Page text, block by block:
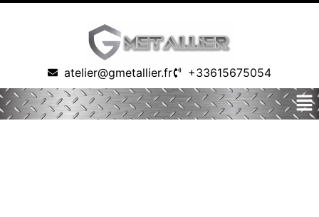
atelier@gmetallier.fr +33615675054